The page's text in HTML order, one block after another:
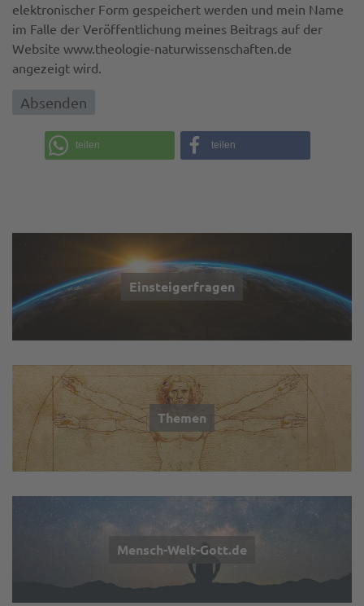
elektronischer Form gespeichert werden und mein Name
im Falle der Veröffentlichung meines Beitrags auf der
Website www.theologie-naturwissenschaften.de
angezeigt wird.
teilen teilen
Einsteigerfragen
Themen
Mensch-Welt-Gott.de